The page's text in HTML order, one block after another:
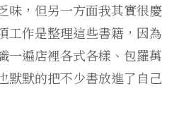
味，但另一方面我其實很慶
工作是整理這些書籍，因為
一遍店裡各式各樣、包羅萬
默默的把不少書放進了自己